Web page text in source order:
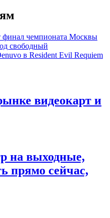
финал чемпионата Москвы
свободный
в Resident Evil Requiem
видеокарт и
на выходные,
прямо сейчас,